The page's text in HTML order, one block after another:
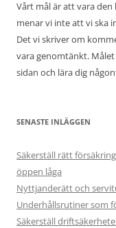
Vårt mål är att vara den
menar vi inte att vi ska
Det vi skriver om
vara genomtänkt.
sidan och lära dig
SENASTE INLÄGGEN
Säkerställ rätt
öppen låga
Nyttjanderätt och
Underhållsrutiner som
Säkerställ